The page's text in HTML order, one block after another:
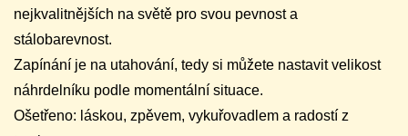
nejkvalitnějších na světě pro svou pevnost a
stálobarevnost.
Zapínání je na utahování, tedy si můžete nastavit velikost
náhrdelníku podle momentální situace.
Ošetřeno: láskou, zpěvem, vykuřovadlem a radostí z